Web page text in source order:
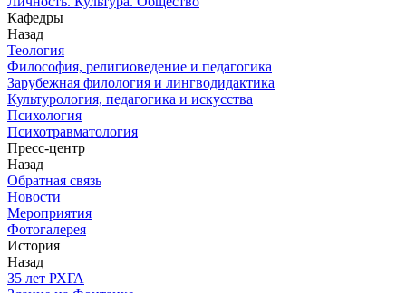
Кафедры
Назад
Теология
Философия, религиоведение и педагогика
Зарубежная филология и лингводидактика
Культурология, педагогика и искусства
Психология
Психотравматология
Пресс-центр
Назад
Обратная связь
Новости
Мероприятия
Фотогалерея
История
Назад
З5 лет РХГА